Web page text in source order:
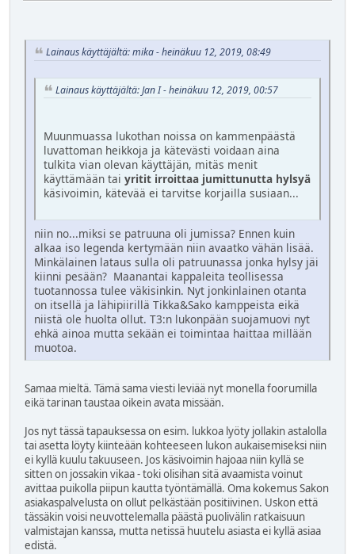
Lainaus käyttäjältä: mika - heinäkuu 12, 2019, 08:49
Lainaus käyttäjältä: Jan I - heinäkuu 12, 2019, 00:57
Muunmuassa lukothan noissa on kammenpäästä
luvattoman heikkoja ja kätevästi voidaan aina
tulkita vian olevan käyttäjän, mitäs menit
käyttämään tai yritit irroittaa jumittunutta hylsyä
käsivoimin, kätevää ei tarvitse korjailla susiaan...
niin no...miksi se patruuna oli jumissa? Ennen kuin
alkaa iso legenda kertymään niin avaatko vähän lisää.
Minkälainen lataus sulla oli patruunassa jonka hylsy jäi
kiinni pesään? Maanantai kappaleita teollisessa
tuotannossa tulee väkisinkin. Nyt jonkinlainen otanta
on itsellä ja lähipiirillä Tikka&Sako kamppeista eikä
niistä ole huolta ollut. T3:n lukonpään suojamuovi nyt
ehkä ainoa mutta sekään ei toimintaa haittaa millään
muotoa.
Samaa mieltä. Tämä sama viesti leviää nyt monella foorumilla
eikä tarinan taustaa oikein avata missään.
Jos nyt tässä tapauksessa on esim. lukkoa lyöty jollakin astalolla
tai asetta löyty kiinteään kohteeseen lukon aukaisemiseksi niin
ei kyllä kuulu takuuseen. Jos käsivoimin hajoaa niin kyllä se
sitten on jossakin vikaa - toki olisihan sitä avaamista voinut
avittaa puikolla piipun kautta työntämällä. Oma kokemus Sakon
asiakaspalvelusta on ollut pelkästään positiivinen. Uskon että
tässäkin voisi neuvottelemalla päästä puolivälin ratkaisuun
valmistajan kanssa, mutta netissä huutelu asiasta ei kyllä asiaa
edistä.